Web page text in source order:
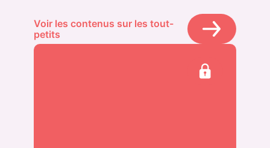
Voir les contenus sur les tout-
petits